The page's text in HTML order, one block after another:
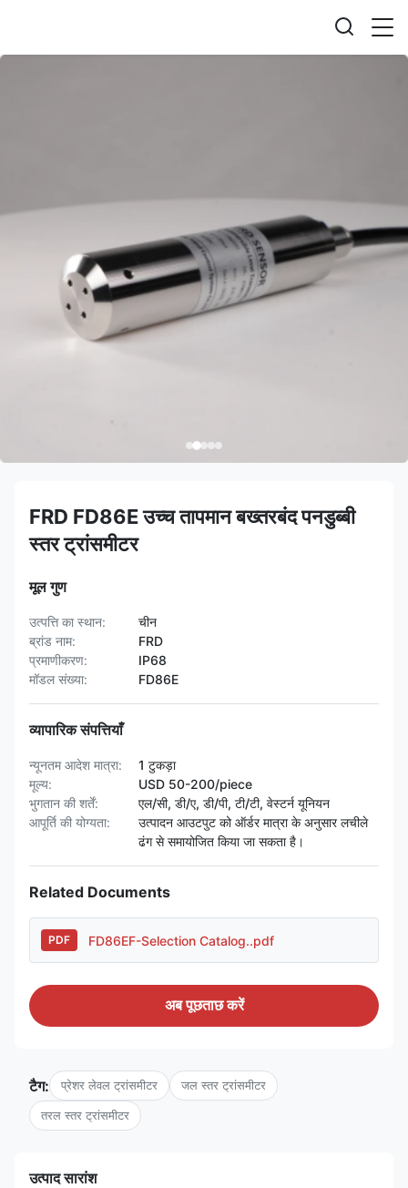
FRD FD86E उच्च तापमान बख्तरबंद पनडुब्बी
स्तर ट्रांसमीटर
मूल गुण
उत्पत्ति का स्थान:
चीन
ब्रांड नाम:
FRD
प्रमाणीकरण:
IP68
मॉडल संख्या:
FD86E
व्यापारिक संपत्तियाँ
न्यूनतम आदेश मात्रा:
1 टुकड़ा
मूल्य:
USD 50-200/piece
भुगतान की शर्तें:
एल/सी, डी/ए, डी/पी, टी/टी, वेस्टर्न यूनियन
आपूर्ति की योग्यता:
उत्पादन आउटपुट को ऑर्डर मात्रा के अनुसार लचीले
ढंग से समायोजित किया जा सकता है।
Related Documents
PDF FD86EF-Selection Catalog..pdf
अब पूछताछ करें
टैग: प्रेशर लेवल ट्रांसमीटर जल स्तर ट्रांसमीटर
तरल स्तर ट्रांसमीटर
उत्पाद सारांश